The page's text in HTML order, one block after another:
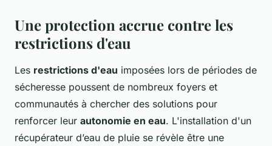
Une protection accrue contre les
restrictions d'eau
Les restrictions d'eau imposées lors de périodes de
sécheresse poussent de nombreux foyers et
communautés à chercher des solutions pour
renforcer leur autonomie en eau. L'installation d'un
récupérateur d’eau de pluie se révèle être une